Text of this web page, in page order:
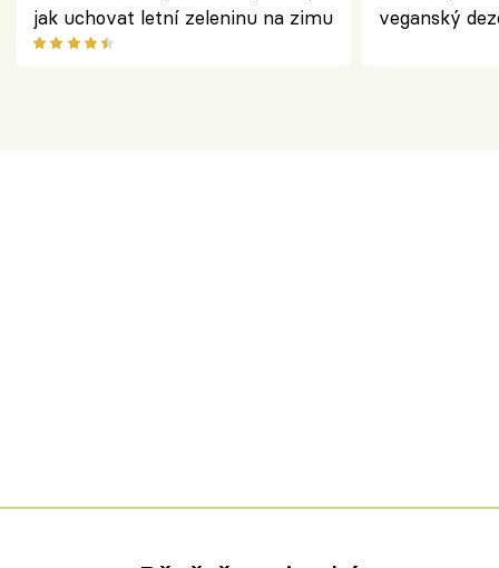
jak uchovat letní zeleninu na zimu
veganský